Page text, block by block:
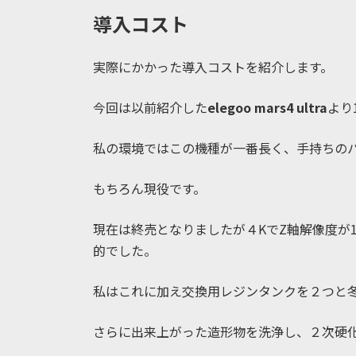
導入コスト
実際にかかった導入コストを紹介します。
今回は以前紹介したelegoo mars4 ultraよ
私の環境ではこの機種が一番長く、手持ちの
もちろん現役です。
現在は終売となりましたが４KでZ軸解像度
的でした。
私はこれに加え交換用レジンタンクを２つと
さらに出来上がった造形物を洗浄し、２次